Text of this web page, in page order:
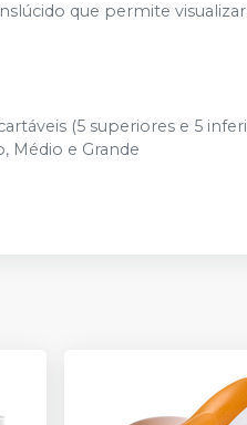
que permite
(5 superiores e 5
Médio e Grande